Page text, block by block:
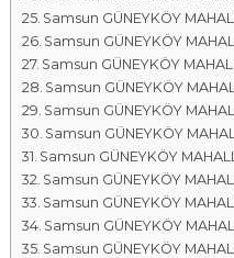
Samsun GÜNEYKÖY
Samsun GÜNEYKÖY
Samsun GÜNEYKÖY
Samsun GÜNEYKÖY
Samsun GÜNEYKÖY
Samsun GÜNEYKÖY
Samsun GÜNEYKÖY
Samsun GÜNEYKÖY
Samsun GÜNEYKÖY
Samsun GÜNEYKÖY
Samsun GÜNEYKÖY